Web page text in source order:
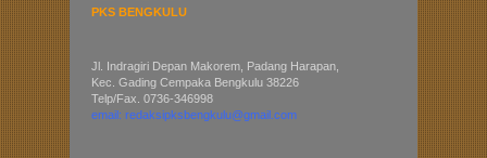
PKS BENGKULU
Jl. Indragiri Depan Makorem, Padang Harapan,
Kec. Gading Cempaka Bengkulu 38226
Telp/Fax. 0736-346998
email: redaksipksbengkulu@gmail.com